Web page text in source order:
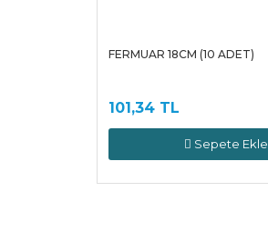
FERMUAR 18CM (10 ADET)
101,34 TL
Sepete Ekle